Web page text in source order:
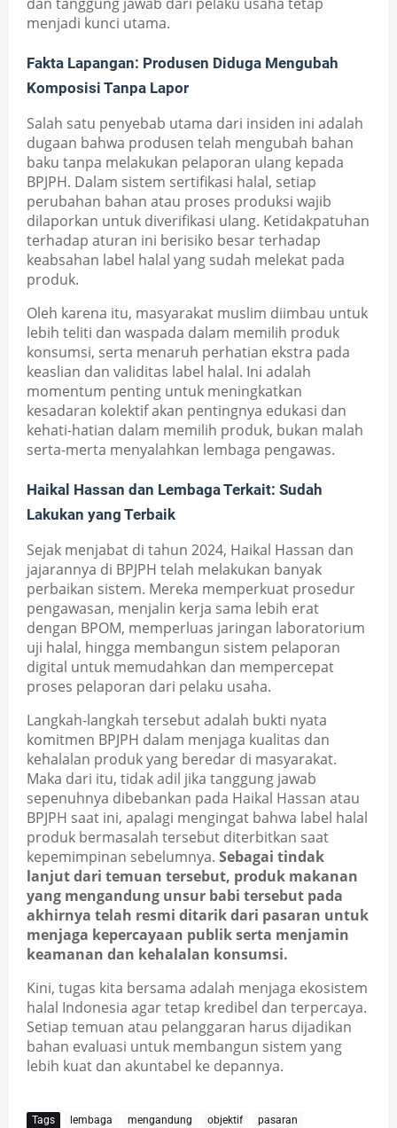
dan tanggung jawab dari pelaku usaha tetap
menjadi kunci utama.
Fakta Lapangan: Produsen Diduga Mengubah
Komposisi Tanpa Lapor
Salah satu penyebab utama dari insiden ini adalah
dugaan bahwa produsen telah mengubah bahan
baku tanpa melakukan pelaporan ulang kepada
BPJPH. Dalam sistem sertifikasi halal, setiap
perubahan bahan atau proses produksi wajib
dilaporkan untuk diverifikasi ulang. Ketidakpatuhan
terhadap aturan ini berisiko besar terhadap
keabsahan label halal yang sudah melekat pada
produk.
Oleh karena itu, masyarakat muslim diimbau untuk
lebih teliti dan waspada dalam memilih produk
konsumsi, serta menaruh perhatian ekstra pada
keaslian dan validitas label halal. Ini adalah
momentum penting untuk meningkatkan
kesadaran kolektif akan pentingnya edukasi dan
kehati-hatian dalam memilih produk, bukan malah
serta-merta menyalahkan lembaga pengawas.
Haikal Hassan dan Lembaga Terkait: Sudah
Lakukan yang Terbaik
Sejak menjabat di tahun 2024, Haikal Hassan dan
jajarannya di BPJPH telah melakukan banyak
perbaikan sistem. Mereka memperkuat prosedur
pengawasan, menjalin kerja sama lebih erat
dengan BPOM, memperluas jaringan laboratorium
uji halal, hingga membangun sistem pelaporan
digital untuk memudahkan dan mempercepat
proses pelaporan dari pelaku usaha.
Langkah-langkah tersebut adalah bukti nyata
komitmen BPJPH dalam menjaga kualitas dan
kehalalan produk yang beredar di masyarakat.
Maka dari itu, tidak adil jika tanggung jawab
sepenuhnya dibebankan pada Haikal Hassan atau
BPJPH saat ini, apalagi mengingat bahwa label halal
produk bermasalah tersebut diterbitkan saat
kepemimpinan sebelumnya. Sebagai tindak
lanjut dari temuan tersebut, produk makanan
yang mengandung unsur babi tersebut pada
akhirnya telah resmi ditarik dari pasaran untuk
menjaga kepercayaan publik serta menjamin
keamanan dan kehalalan konsumsi.
Kini, tugas kita bersama adalah menjaga ekosistem
halal Indonesia agar tetap kredibel dan terpercaya.
Setiap temuan atau pelanggaran harus dijadikan
bahan evaluasi untuk membangun sistem yang
lebih kuat dan akuntabel ke depannya.
Tags lembaga mengandung objektif
pasaran